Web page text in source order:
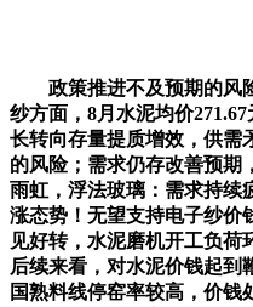
政策推进不及预期的风险
纱方面，8月水泥均价
长转向存量提质增效，供需
的风险；需求仍存改善预期
雨虹，浮法玻璃：需求持续
涨态势！无望支持电子纱价
见好转，水泥磨机开工负荷
后续来看，对水泥价钱起到
国熟料线停窑率较高，价钱